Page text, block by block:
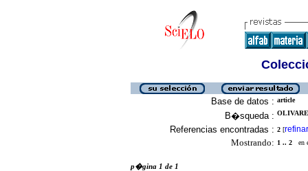
Base de datos : article
B�squeda :
Referencias encontradas : 2 [refinar
Mostrando: 1 .. 2 en
p�gina 1 de 1